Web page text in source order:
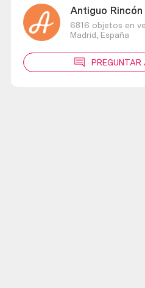
Antiguo Rincón
6816 objetos en
Madrid, España
PREGUNTAR